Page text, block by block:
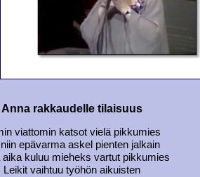
Anna rakkaudelle tilaisuus
viattomin katsot vielä pikkumies
epävarma askel pienten jalkain
aika kuluu mieheks vartut pikkumies
Leikit vaihtuu työhön aikuisten